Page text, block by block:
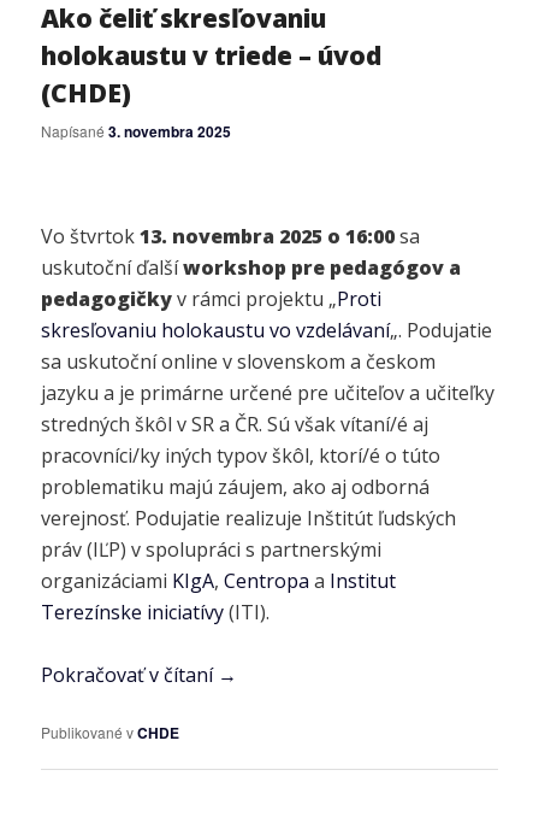
Ako čeliť skresľovaniu
holokaustu v triede – úvod
(CHDE)
Napísané3. novembra 2025
Vo štvrtok13. novembra 2025 o 16:00sa
uskutoční ďalšíworkshop pre pedagógov a
pedagogičkyv rámci projektu „Proti
skresľovaniu holokaustu vo vzdelávaní„. Podujatie
sa uskutoční online v slovenskom a českom
jazyku a je primárne určené pre učiteľov a učiteľky
stredných škôl v SR a ČR. Sú však vítaní/é aj
pracovníci/ky iných typov škôl, ktorí/é o túto
problematiku majú záujem, ako aj odborná
verejnosť. Podujatie realizuje Inštitút ľudských
práv (IĽP) v spolupráci s partnerskými
organizáciami KIgA,Centropa a Institut
Terezínske iniciatívy(ITI).
Pokračovať v čítaní →
Publikované vCHDE